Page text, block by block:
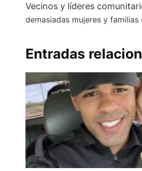
Vecinos y líderes
demasiadas mujeres y
Entradas